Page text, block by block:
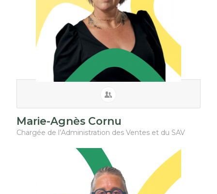
Marie-Agnès Cornu
Chargée de l’Administration des Ventes et du SAV